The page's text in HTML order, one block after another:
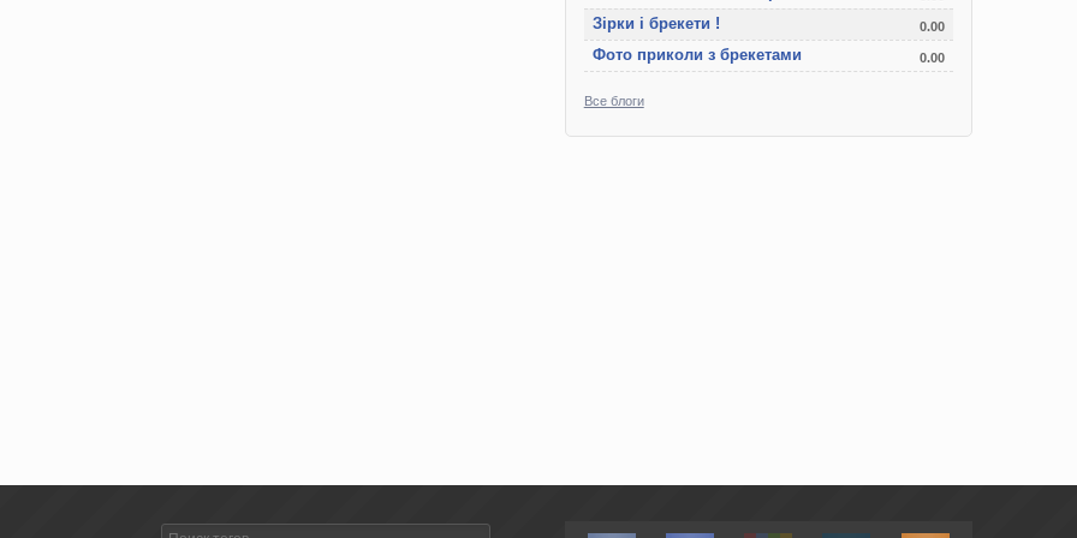
Зірки і брекети ! 0.00
Фото приколи з брекетами 0.00
Все блоги